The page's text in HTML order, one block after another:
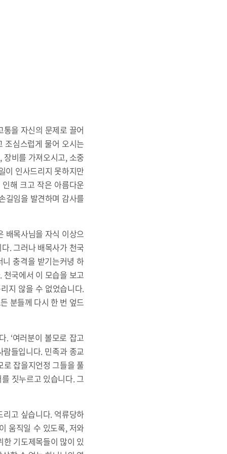
을 자신의 문제로 끌어
조심스럽게 물어 오시는
비를 가져오시고, 소중
이 인사드리지 못하지만
해 크고 작은 아름다운
길임을 발견하며 감사를
목사님을 자식 이상으
. 그러나 배목사가 천국
충격을 받기는커녕 하
국에서 이 모습을 보고
지 않을 수 없었습니다.
분들께 다시 한 번 엎드
‘여러분이 볼모로 잡고
들입니다. 민족과 종교
잡을지언정 그들을 풀
짓누르고 있습니다. 그
고 싶습니다. 억류당하
움직일 수 있도록, 저와
기도제목들이 많이 있